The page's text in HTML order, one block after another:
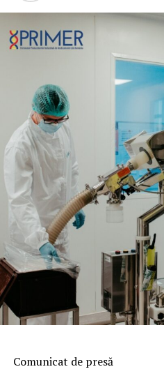
Comunicat de presă